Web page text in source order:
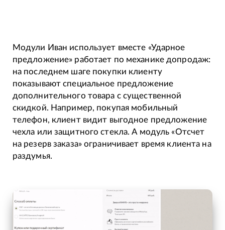
Модули Иван использует вместе «Ударное
предложение» работает по механике допродаж:
на последнем шаге покупки клиенту
показывают специальное предложение
дополнительного товара с существенной
скидкой. Например, покупая мобильный
телефон, клиент видит выгодное предложение
чехла или защитного стекла. А модуль «Отсчет
на резерв заказа» ограничивает время клиента на
раздумья.